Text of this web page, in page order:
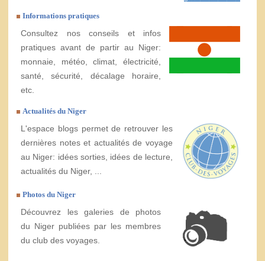
Informations pratiques
Consultez nos conseils et infos
pratiques avant de partir au Niger:
monnaie, météo, climat, électricité,
santé, sécurité, décalage horaire,
etc.
Actualités du Niger
L'espace blogs permet de retrouver les
dernières notes et actualités de voyage
au Niger: idées sorties, idées de lecture,
actualités du Niger, ...
Photos du Niger
Découvrez les galeries de photos
du Niger publiées par les membres
du club des voyages.